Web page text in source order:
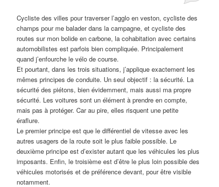
Cycliste des villes pour traverser l’agglo en veston, cycliste des
champs pour me balader dans la campagne, et cycliste des
routes sur mon bolide en carbone, la cohabitation avec certains
automobilistes est parfois bien compliquée. Principalement
quand j’enfourche le vélo de course.
Et pourtant, dans les trois situations, j’applique exactement les
mêmes principes de conduite. Un seul objectif : la sécurité. La
sécurité des piétons, bien évidemment, mais aussi ma propre
sécurité. Les voitures sont un élément à prendre en compte,
mais pas à protéger. Car au pire, elles risquent une petite
éraflure.
Le premier principe est que le différentiel de vitesse avec les
autres usagers de la route soit le plus faible possible. Le
deuxième principe est d’exister autant que les véhicules les plus
imposants. Enfin, le troisième est d’être le plus loin possible des
véhicules motorisés et de préférence devant, pour être visible
notamment.